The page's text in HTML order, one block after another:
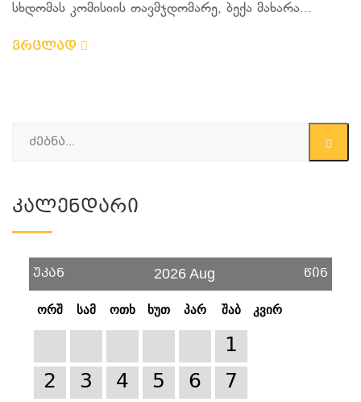
სხდომას კომისიის თავმჯდომარე, ბექა მახარა...
ვრცლად
Კალენდარი
უკან 2026 Aug წინ
ორშ სამ ოთხ ხუთ პარ შაბ კვირ
1
2
3 4 5 6
7